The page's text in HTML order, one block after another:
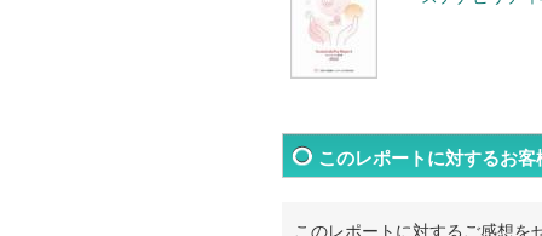
このレポートに対するお客
このレポートに対するご感想を